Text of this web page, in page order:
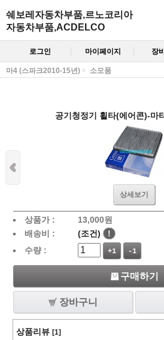
쉐보레자동차부품,르노코리아
자동차부품,ACDELCO
로그인 마이페이지 장
마4 (스파크2010-15년) 소모품
공기청정기 휠타(에어콘)-마
상세보기
상품가 : 13,000원
배송비 :
(조건)
!
수량 :
+1 -1
구매하기
장바구니
상품리뷰 [1]